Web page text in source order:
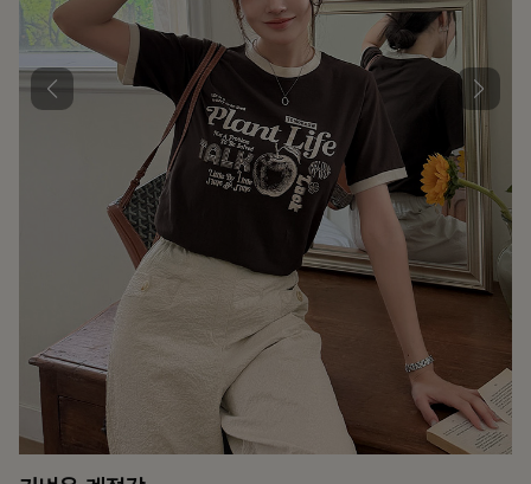
10%57,600 63,900원
리뷰 카운트 영역
밴스트라이프 스트링원피스
25%35,100원46,800원
리뷰 카운트 영역
룬셀퍼프 셔링원피스
36,900 40,900원